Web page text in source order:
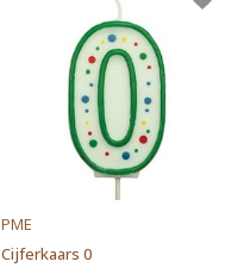
PME
Cijferkaars 0